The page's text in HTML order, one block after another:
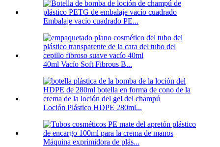
Embalaje vacío cuadrado PE...
40ml Vacío Soft Fibrous B...
Loción Plástico HDPE 280ml...
Máquina exprimidora de plás...